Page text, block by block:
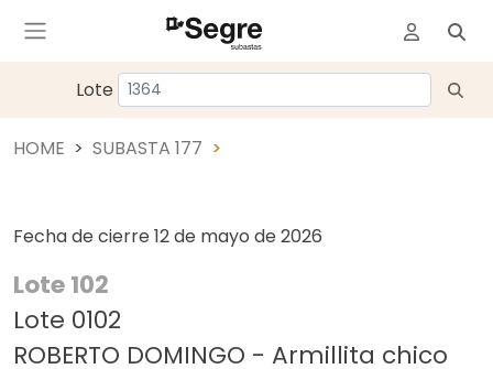
Lote
HOME SUBASTA 177
Fecha de cierre 12 de mayo de 2026
Lote 102
Lote 0102
ROBERTO DOMINGO - Armillita chico